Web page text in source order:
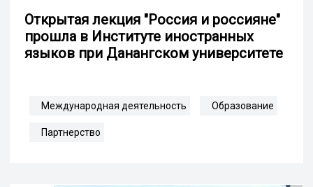
Открытая лекция "Россия и россияне"
прошла в Институте иностранных
языков при Данангском университете
Международная деятельность Образование
Партнерство